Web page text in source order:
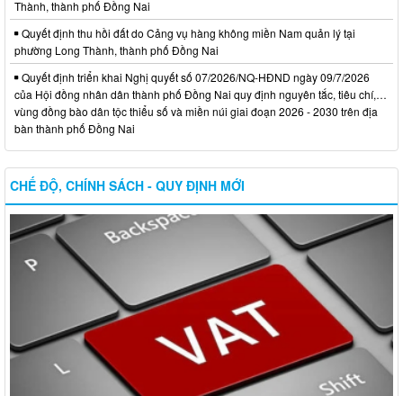
Thành, thành phố Đồng Nai
Quyết định thu hồi đất do Cảng vụ hàng không miền Nam quản lý tại
phường Long Thành, thành phố Đồng Nai
Quyết định triển khai Nghị quyết số 07/2026/NQ-HĐND ngày 09/7/2026
của Hội đồng nhân dân thành phố Đồng Nai quy định nguyên tắc, tiêu chí,…
vùng đồng bào dân tộc thiểu số và miền núi giai đoạn 2026 - 2030 trên địa
bàn thành phố Đồng Nai
CHẾ ĐỘ, CHÍNH SÁCH - QUY ĐỊNH MỚI